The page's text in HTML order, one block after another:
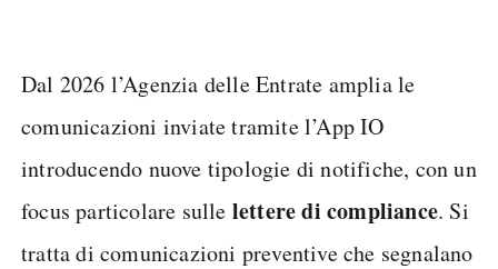
Dal 2026 l’Agenzia delle Entrate amplia le
comunicazioni inviate tramite l’App IO
introducendo nuove tipologie di notifiche, con un
focus particolare sulle lettere di compliance. Si
tratta di comunicazioni preventive che segnalano